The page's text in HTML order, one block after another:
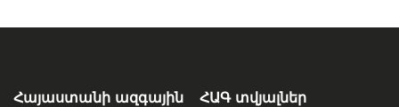
Հայաստանի ազգային
ՀԱԳ տվյալներ